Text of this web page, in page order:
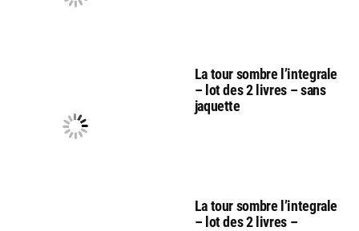
La tour sombre l’integrale
– lot des 2 livres – sans
jaquette
La tour sombre l’integrale
– lot des 2 livres –